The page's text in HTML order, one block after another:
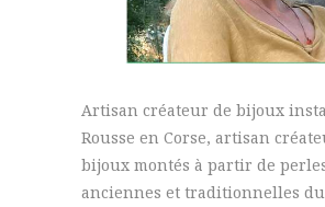
Artisan créateur de bijoux
Rousse en Corse, artisan
bijoux montés à partir de
anciennes et traditionnelles